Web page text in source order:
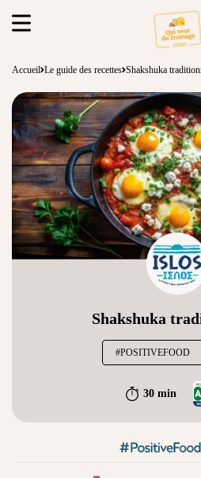
Accueil Le guide des recettes Shakshuka
Shakshuka
#POSITIVEFOOD
30 min